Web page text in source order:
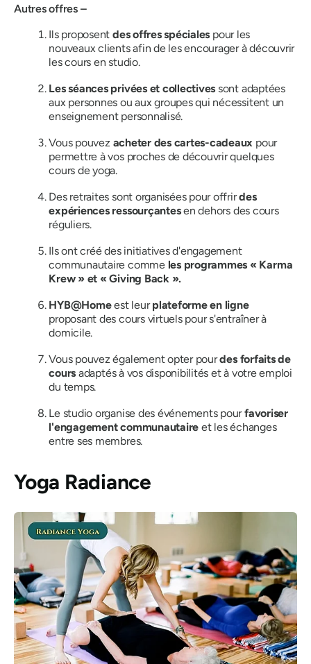
Autres offres –
Ils proposentdes offres spéciales pour les
nouveaux clients afin de les encourager à découvrir
les cours en studio.
Les séances privées et collectives sont adaptées
aux personnes ou aux groupes qui nécessitent un
enseignement personnalisé.
Vous pouvez acheter des cartes-cadeaux pour
permettre à vos proches de découvrir quelques
cours de yoga.
Des retraites sont organisées pour offrirdes
expériences ressourçantesen dehors des cours
réguliers.
Ils ont créé des initiatives d'engagement
communautaire comme les programmes « Karma
Krew » et « Giving Back ».
HYB@Homeest leurplateforme en ligne
proposant des cours virtuels pour s'entraîner à
domicile.
Vous pouvez également opter pourdes forfaits de
cours adaptés à vos disponibilités et à votre emploi
du temps.
Le studio organise des événements pourfavoriser
l'engagement communautaire et les échanges
entre ses membres.
Yoga Radiance